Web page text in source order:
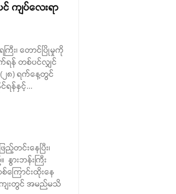
ကျပ်လေးရာ
း၊ တောင်ပြိုမှုကို
ရန် တစ်ပင်လျှင်
(၂၈) ရက်နေ့တွင်
ရန်နှင့်...
တင်းနေပြီး၊
ားဘန်းကြီး
ကြောင်းထိုးနေ
ျေးတွင် အမည်မသိ